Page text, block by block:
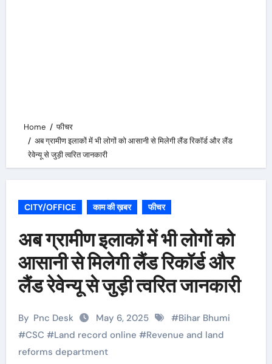
Home
फीचर
अब ग्रामीण इलाकों में भी लोगों को आसानी से मिलेगी लैंड रिकॉर्ड और लैंड
रेवेन्यू से जुड़ी त्वरित जानकारी
CITY/OFFICE काम की ख़बर फीचर
अब ग्रामीण इलाकों में भी लोगों को
आसानी से मिलेगी लैंड रिकॉर्ड और
लैंड रेवेन्यू से जुड़ी त्वरित जानकारी
By Pnc Desk May 6, 2025 #Bihar Bhumi
#CSC #Land record online #Revenue and land
reforms department